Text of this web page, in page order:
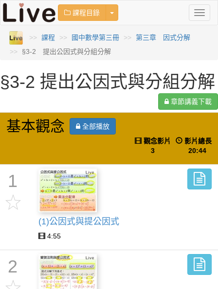
課程目錄 Toggle Dropdown
課程 國中數學第三冊
第三章 因式分解
§3-2 提出公因式與分組分解
§3-2 提出公因式與分組分解
章節講義下載
基本觀念
全部播放
影片總長
20:44
觀念影片
3
1
(1)公因式與提公因式
4:55
2